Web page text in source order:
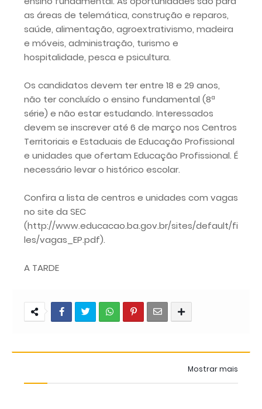
as áreas de telemática, construção e reparos,
saúde, alimentação, agroextrativismo, madeira
e móveis, administração, turismo e
hospitalidade, pesca e psicultura.
Os candidatos devem ter entre 18 e 29 anos,
não ter concluído o ensino fundamental (8ª
série) e não estar estudando. Interessados
devem se inscrever até 6 de março nos Centros
Territoriais e Estaduais de Educação Profissional
e unidades que ofertam Educação Profissional. É
necessário levar o histórico escolar.
Confira a lista de centros e unidades com vagas
no site da SEC
(http://www.educacao.ba.gov.br/sites/default/fi
les/vagas_EP.pdf).
A TARDE
Mostrar mais